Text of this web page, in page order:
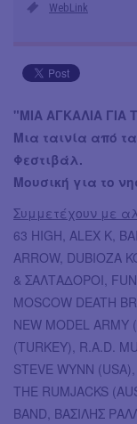
WebLink
"ΜΙΑ ΑΓΚΑΛΙΑ ΓΙΑ
Μια ταινία από
Φεστιβάλ.
Μουσική για το
Συμμετέχουν με
63 HIGH, ALEX Κ,
ARROW, DUBIOZA
& ΣΑΛΤΑΔΟΡΟΙ,
MOSCOW DEATH
NEW MODEL ARMY
(TURKEY), R.A.D.
STEVE WYNN
THE RUMJACKS
BAND, ΒΑΣΙΛΗΣ